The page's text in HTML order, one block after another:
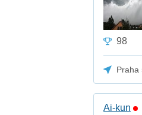
98
Praha
Ai-kun